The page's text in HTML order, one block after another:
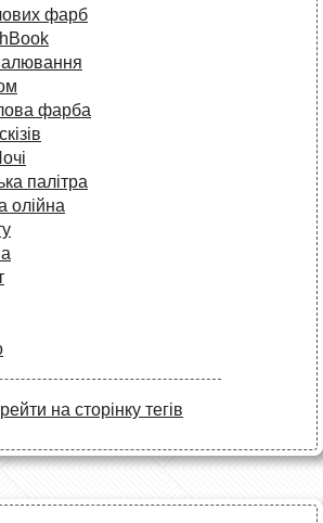
фарб
фарба
палітра
олійна
на сторінку тегів